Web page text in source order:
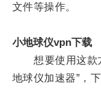
文件等操作。
小地球仪vpn下载
想要使用这款方
地球仪加速器”，